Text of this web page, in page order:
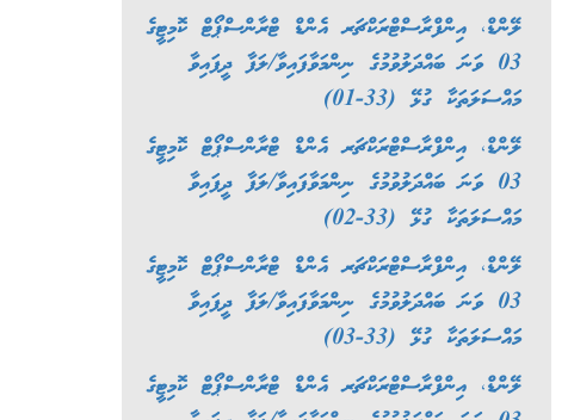
ލޭންޑް، އިންފްރާސްޓްރަކްޗަރ އެންޑް ޓްރާންސްޕޯޓް ކޮމިޓީގެ
03 ވަނަ ބައްދަލުވުމުގެ ނިންމަވާފައިވާ/ލަފާ ދީފައިވާ
މައްސަލަތަކާ ގުޅޭ (33-01)
ލޭންޑް، އިންފްރާސްޓްރަކްޗަރ އެންޑް ޓްރާންސްޕޯޓް ކޮމިޓީގެ
03 ވަނަ ބައްދަލުވުމުގެ ނިންމަވާފައިވާ/ލަފާ ދީފައިވާ
މައްސަލަތަކާ ގުޅޭ (33-02)
ލޭންޑް، އިންފްރާސްޓްރަކްޗަރ އެންޑް ޓްރާންސްޕޯޓް ކޮމިޓީގެ
03 ވަނަ ބައްދަލުވުމުގެ ނިންމަވާފައިވާ/ލަފާ ދީފައިވާ
މައްސަލަތަކާ ގުޅޭ (33-03)
ލޭންޑް، އިންފްރާސްޓްރަކްޗަރ އެންޑް ޓްރާންސްޕޯޓް ކޮމިޓީގެ